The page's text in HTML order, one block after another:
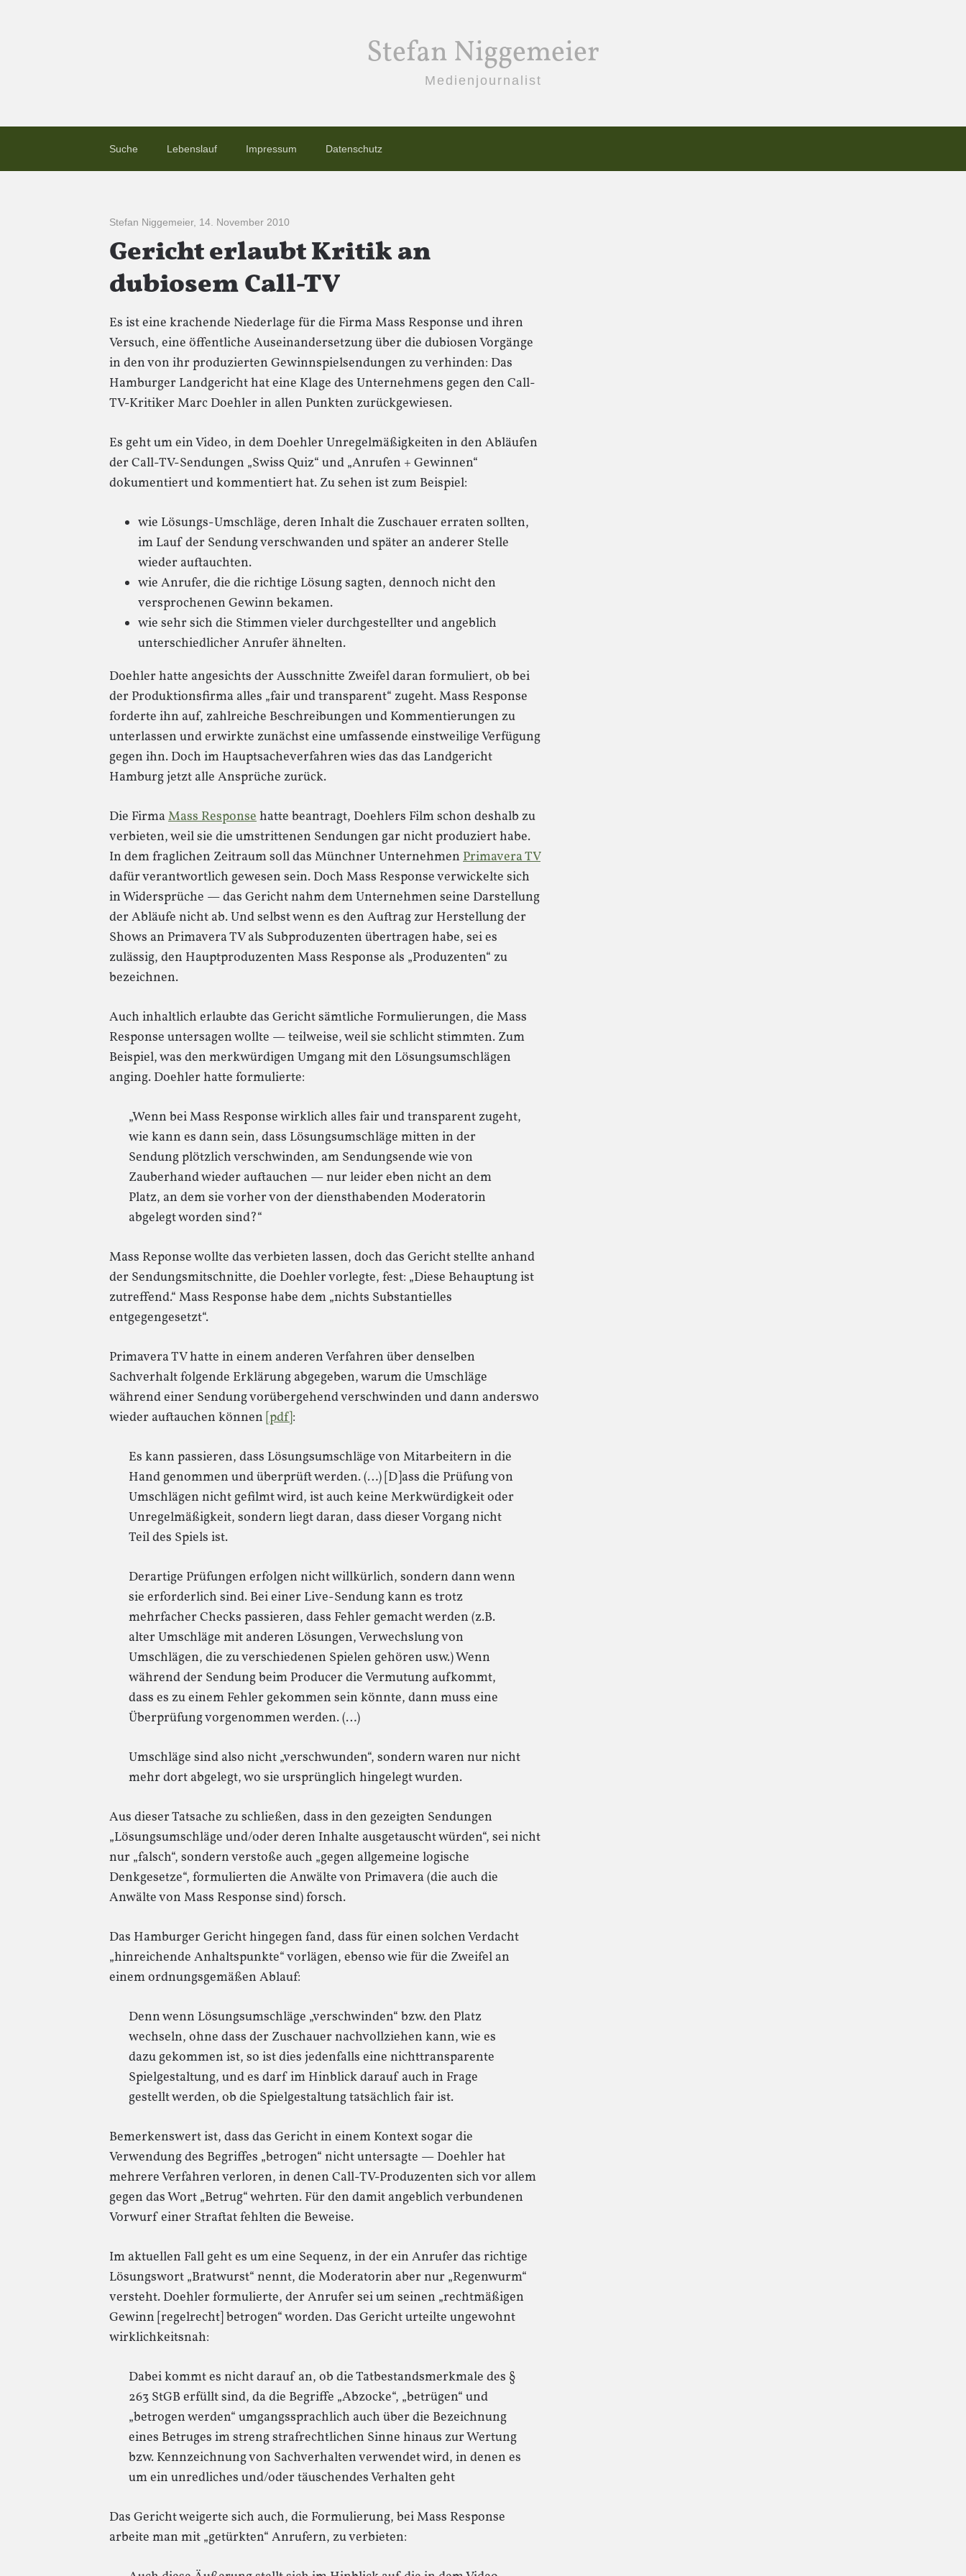
Stefan Niggemeier
Medienjournalist
Suche Lebenslauf Impressum Datenschutz
Stefan Niggemeier, 14. November 2010
Gericht erlaubt Kritik an
dubiosem Call-TV
Es ist eine krachende Niederlage für die Firma Mass Response und ihren
Versuch, eine öffentliche Auseinandersetzung über die dubiosen Vorgänge
in den von ihr produzierten Gewinnspielsendungen zu verhinden: Das
Hamburger Landgericht hat eine Klage des Unternehmens gegen den Call-
TV-Kritiker Marc Doehler in allen Punkten zurückgewiesen.
Es geht um ein Video, in dem Doehler Unregelmäßigkeiten in den Abläufen
der Call-TV-Sendungen „Swiss Quiz“ und „Anrufen + Gewinnen“
dokumentiert und kommentiert hat. Zu sehen ist zum Beispiel:
wie Lösungs-Umschläge, deren Inhalt die Zuschauer erraten sollten,
im Lauf der Sendung verschwanden und später an anderer Stelle
wieder auftauchten.
wie Anrufer, die die richtige Lösung sagten, dennoch nicht den
versprochenen Gewinn bekamen.
wie sehr sich die Stimmen vieler durchgestellter und angeblich
unterschiedlicher Anrufer ähnelten.
Doehler hatte angesichts der Ausschnitte Zweifel daran formuliert, ob bei
der Produktionsfirma alles „fair und transparent“ zugeht. Mass Response
forderte ihn auf, zahlreiche Beschreibungen und Kommentierungen zu
unterlassen und erwirkte zunächst eine umfassende einstweilige Verfügung
gegen ihn. Doch im Hauptsacheverfahren wies das das Landgericht
Hamburg jetzt alle Ansprüche zurück.
Die FirmaMass Responsehatte beantragt, Doehlers Film schon deshalb zu
verbieten, weil sie die umstrittenen Sendungen gar nicht produziert habe.
In dem fraglichen Zeitraum soll das Münchner Unternehmen Primavera TV
dafür verantwortlich gewesen sein. Doch Mass Response verwickelte sich
in Widersprüche — das Gericht nahm dem Unternehmen seine Darstellung
der Abläufe nicht ab. Und selbst wenn es den Auftrag zur Herstellung der
Shows an Primavera TV als Subproduzenten übertragen habe, sei es
zulässig, den Hauptproduzenten Mass Response als „Produzenten“ zu
bezeichnen.
Auch inhaltlich erlaubte das Gericht sämtliche Formulierungen, die Mass
Response untersagen wollte — teilweise, weil sie schlicht stimmten. Zum
Beispiel, was den merkwürdigen Umgang mit den Lösungsumschlägen
anging. Doehler hatte formulierte:
„Wenn bei Mass Response wirklich alles fair und transparent zugeht,
wie kann es dann sein, dass Lösungsumschläge mitten in der
Sendung plötzlich verschwinden, am Sendungsende wie von
Zauberhand wieder auftauchen — nur leider eben nicht an dem
Platz, an dem sie vorher von der diensthabenden Moderatorin
abgelegt worden sind?“
Mass Reponse wollte das verbieten lassen, doch das Gericht stellte anhand
der Sendungsmitschnitte, die Doehler vorlegte, fest: „Diese Behauptung ist
zutreffend.“ Mass Response habe dem „nichts Substantielles
entgegengesetzt“.
Primavera TV hatte in einem anderen Verfahren über denselben
Sachverhalt folgende Erklärung abgegeben, warum die Umschläge
während einer Sendung vorübergehend verschwinden und dann anderswo
wieder auftauchen können [pdf]:
Es kann passieren, dass Lösungsumschläge von Mitarbeitern in die
Hand genommen und überprüft werden. (…) [D]ass die Prüfung von
Umschlägen nicht gefilmt wird, ist auch keine Merkwürdigkeit oder
Unregelmäßigkeit, sondern liegt daran, dass dieser Vorgang nicht
Teil des Spiels ist.
Derartige Prüfungen erfolgen nicht willkürlich, sondern dann wenn
sie erforderlich sind. Bei einer Live-Sendung kann es trotz
mehrfacher Checks passieren, dass Fehler gemacht werden (z.B.
alter Umschläge mit anderen Lösungen, Verwechslung von
Umschlägen, die zu verschiedenen Spielen gehören usw.) Wenn
während der Sendung beim Producer die Vermutung aufkommt,
dass es zu einem Fehler gekommen sein könnte, dann muss eine
Überprüfung vorgenommen werden. (…)
Umschläge sind also nicht „verschwunden“, sondern waren nur nicht
mehr dort abgelegt, wo sie ursprünglich hingelegt wurden.
Aus dieser Tatsache zu schließen, dass in den gezeigten Sendungen
„Lösungsumschläge und/oder deren Inhalte ausgetauscht würden“, sei nicht
nur „falsch“, sondern verstoße auch „gegen allgemeine logische
Denkgesetze“, formulierten die Anwälte von Primavera (die auch die
Anwälte von Mass Response sind) forsch.
Das Hamburger Gericht hingegen fand, dass für einen solchen Verdacht
„hinreichende Anhaltspunkte“ vorlägen, ebenso wie für die Zweifel an
einem ordnungsgemäßen Ablauf:
Denn wenn Lösungsumschläge „verschwinden“ bzw. den Platz
wechseln, ohne dass der Zuschauer nachvollziehen kann, wie es
dazu gekommen ist, so ist dies jedenfalls eine nichttransparente
Spielgestaltung, und es darf im Hinblick darauf auch in Frage
gestellt werden, ob die Spielgestaltung tatsächlich fair ist.
Bemerkenswert ist, dass das Gericht in einem Kontext sogar die
Verwendung des Begriffes „betrogen“ nicht untersagte — Doehler hat
mehrere Verfahren verloren, in denen Call-TV-Produzenten sich vor allem
gegen das Wort „Betrug“ wehrten. Für den damit angeblich verbundenen
Vorwurf einer Straftat fehlten die Beweise.
Im aktuellen Fall geht es um eine Sequenz, in der ein Anrufer das richtige
Lösungswort „Bratwurst“ nennt, die Moderatorin aber nur „Regenwurm“
versteht. Doehler formulierte, der Anrufer sei um seinen „rechtmäßigen
Gewinn [regelrecht] betrogen“ worden. Das Gericht urteilte ungewohnt
wirklichkeitsnah:
Dabei kommt es nicht darauf an, ob die Tatbestandsmerkmale des §
263 StGB erfüllt sind, da die Begriffe „Abzocke“, „betrügen“ und
„betrogen werden“ umgangssprachlich auch über die Bezeichnung
eines Betruges im streng strafrechtlichen Sinne hinaus zur Wertung
bzw. Kennzeichnung von Sachverhalten verwendet wird, in denen es
um ein unredliches und/oder täuschendes Verhalten geht
Das Gericht weigerte sich auch, die Formulierung, bei Mass Response
arbeite man mit „getürkten“ Anrufern, zu verbieten: